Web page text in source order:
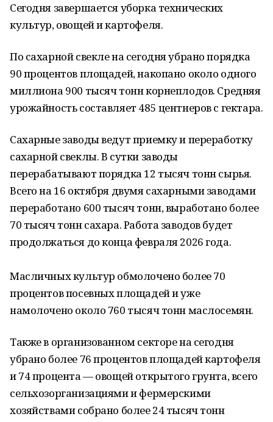
Сегодня завершается уборка технических
культур, овощей и картофеля.
По сахарной свекле на сегодня убрано порядка
90 процентов площадей, накопано около одного
миллиона 900 тысяч тонн корнеплодов. Средняя
урожайность составляет 485 центнеров с гектара.
Сахарные заводы ведут приемку и переработку
сахарной свеклы. В сутки заводы
перерабатывают порядка 12 тысяч тонн сырья.
Всего на 16 октября двумя сахарными заводами
переработано 600 тысяч тонн, выработано более
70 тысяч тонн сахара. Работа заводов будет
продолжаться до конца февраля 2026 года.
Масличных культур обмолочено более 70
процентов посевных площадей и уже
намолочено около 760 тысяч тонн маслосемян.
Также в организованном секторе на сегодня
убрано более 76 процентов площадей картофеля
и 74 процента — овощей открытого грунта, всего
сельхозорганизациями и фермерскими
хозяйствами собрано более 24 тысяч тонн